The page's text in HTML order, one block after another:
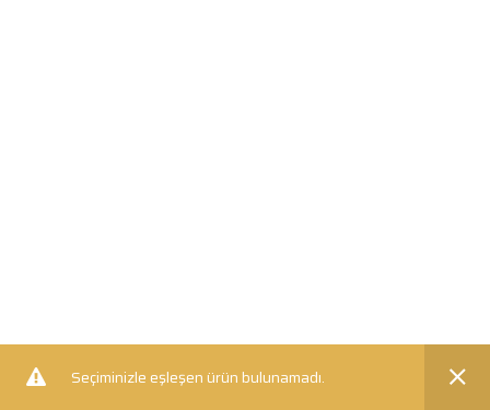
Seçiminizle eşleşen ürün bulunamadı.